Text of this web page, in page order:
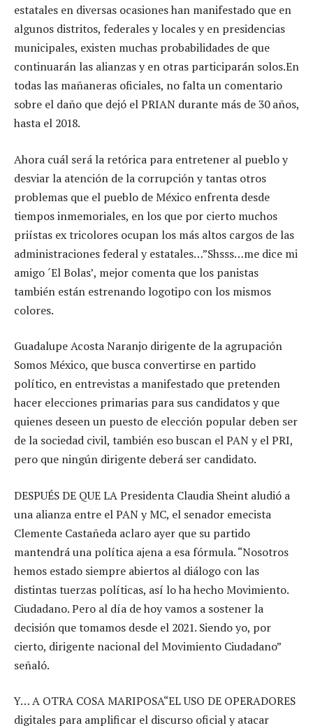
estatales en diversas ocasiones han manifestado que en
algunos distritos, federales y locales y en presidencias
municipales, existen muchas probabilidades de que
continuarán las alianzas y en otras participarán solos.En
todas las mañaneras oficiales, no falta un comentario
sobre el daño que dejó el PRIAN durante más de 30 años,
hasta el 2018.
Ahora cuál será la retórica para entretener al pueblo y
desviar la atención de la corrupción y tantas otros
problemas que el pueblo de México enfrenta desde
tiempos inmemoriales, en los que por cierto muchos
priístas ex tricolores ocupan los más altos cargos de las
administraciones federal y estatales…”Shsss…me dice mi
amigo ´El Bolas’, mejor comenta que los panistas
también están estrenando logotipo con los mismos
colores.
Guadalupe Acosta Naranjo dirigente de la agrupación
Somos México, que busca convertirse en partido
político, en entrevistas a manifestado que pretenden
hacer elecciones primarias para sus candidatos y que
quienes deseen un puesto de elección popular deben ser
de la sociedad civil, también eso buscan el PAN y el PRI,
pero que ningún dirigente deberá ser candidato.
DESPUÉS DE QUE LA Presidenta Claudia Sheint aludió a
una alianza entre el PAN y MC, el senador emecista
Clemente Castañeda aclaro ayer que su partido
mantendrá una política ajena a esa fórmula. “Nosotros
hemos estado siempre abiertos al diálogo con las
distintas tuerzas políticas, así lo ha hecho Movimiento.
Ciudadano. Pero al día de hoy vamos a sostener la
decisión que tomamos desde el 2021. Siendo yo, por
cierto, dirigente nacional del Movimiento Ciudadano”
señaló.
Y… A OTRA COSA MARIPOSA“EL USO DE OPERADORES
digitales para amplificar el discurso oficial y atacar